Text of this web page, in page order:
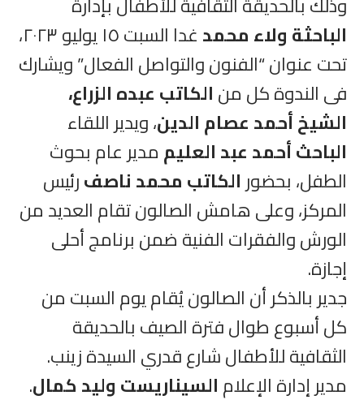
الباحثة ولاء محمد
غدا السبت ١٥ يوليو ٢٠٢٣،
تحت عنوان “الفنون والتواصل الفعال” ويشارك
فى الندوة كل منالكاتب عبده الزراع،
الشيخ أحمد عصام الدين، ويدير اللقاء
الباحث أحمد عبد العليممدير عام بحوث
الطفل، بحضورالكاتب محمد ناصفرئيس
المركز، وعلى هامش الصالون تقام العديد من
الورش والفقرات الفنية ضمن برنامج أحلى
إجازة.
جدير بالذكر أن الصالون يُقام يوم السبت من
كل أسبوع طوال فترة الصيف بالحديقة
الثقافية للأطفال شارع قدري السيدة زينب.
مدير إدارة الإعلامالسيناريست وليد كمال.